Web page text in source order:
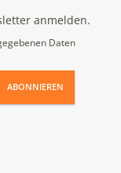
anmelden.
Daten
ABONNIEREN